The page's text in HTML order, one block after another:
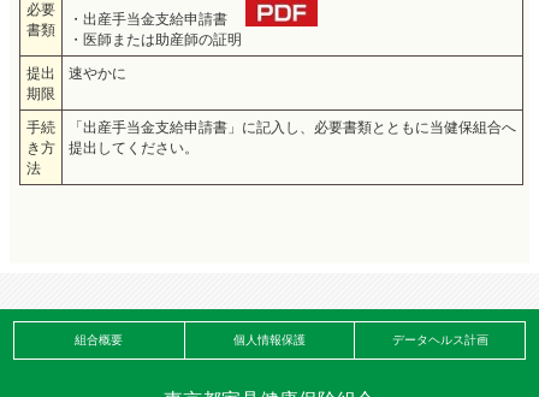
必要
書類
・出産手当金支給申請書
・医師または助産師の証明
提出
期限
速やかに
手続
き方
法
「出産手当金支給申請書」に記入し、必要書類とともに当健保組合へ
提出してください。
組合概要 個人情報保護 データヘルス計画